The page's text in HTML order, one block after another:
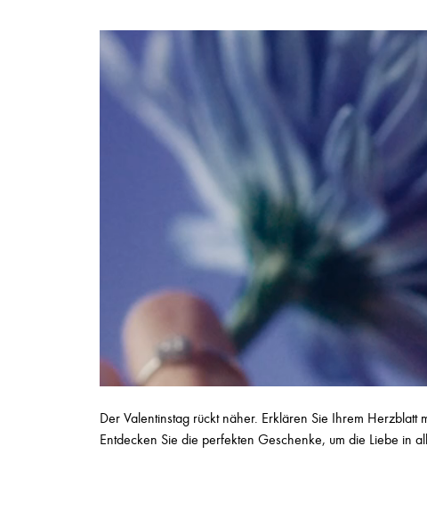
Der Valentinstag rückt näher. Erklären Sie Ihrem
Entdecken Sie die perfekten Geschenke, um die Liebe in